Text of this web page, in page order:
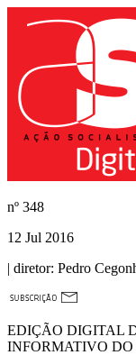
nº 348
12 Jul 2016
| diretor: Pedro
EDIÇÃO DIGITAL
INFORMATIVO